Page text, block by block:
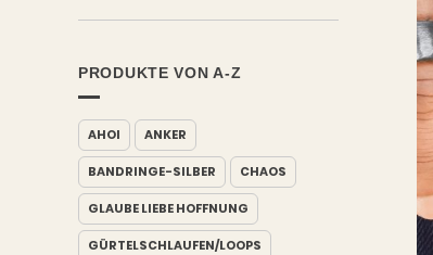
PRODUKTE VON A-Z
AHOI ANKER
BANDRINGE-SILBER CHAOS
GLAUBE LIEBE HOFFNUNG
GÜRTELSCHLAUFEN/LOOPS